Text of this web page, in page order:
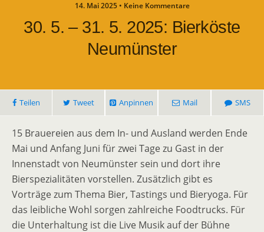
14. Mai 2025 • Keine Kommentare
30. 5. – 31. 5. 2025: Bierköste
Neumünster
Teilen Tweet Anpinnen Mail SMS
15 Brauereien aus dem In- und Ausland werden Ende
Mai und Anfang Juni für zwei Tage zu Gast in der
Innenstadt von Neumünster sein und dort ihre
Bierspezialitäten vorstellen. Zusätzlich gibt es
Vorträge zum Thema Bier, Tastings und Bieryoga. Für
das leibliche Wohl sorgen zahlreiche Foodtrucks. Für
die Unterhaltung ist die Live Musik auf der Bühne